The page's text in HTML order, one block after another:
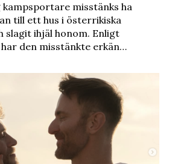
kampsportare misstänks ha
till ett hus i österrikiska
slagit ihjäl honom. Enligt
den misstänkte erkän…